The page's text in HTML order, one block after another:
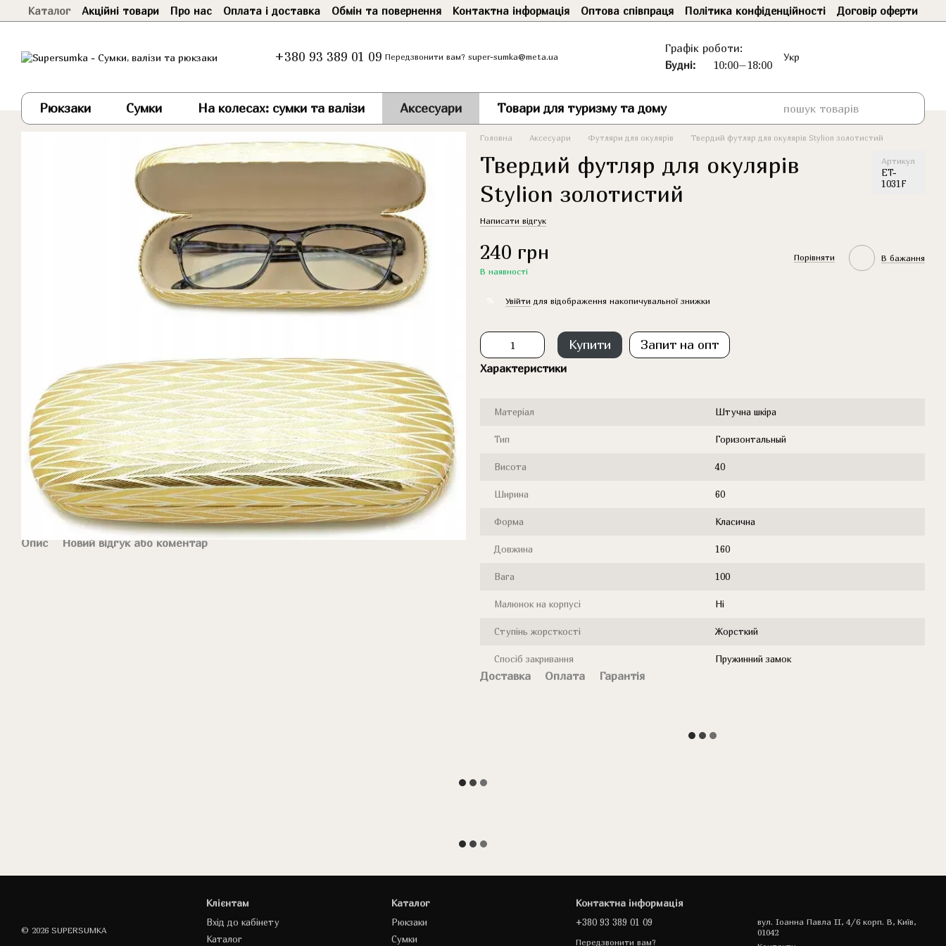
Перейти до основного контенту
Каталог Акційні товари Про нас Оплата і доставка Обмін та повернення Контактна інформація Оптова співпраця Політика конфіденційності Договір оферти
+380 93 389 01 09 Передзвонити вам? super-sumka@meta.ua
Графік роботи:
Будні:
10:00–18:00
Укр
Рюкзаки Сумки На колесах: сумки та валізи Аксесуари Товари для туризму та дому
Опис Новий відгук або коментар
Головна Аксесуари Футляри для окулярів Твердий футляр для окулярів Stylion золотистий
Твердий футляр для окулярів
Stylion золотистий
Артикул
ET-
1031F
Написати відгук
240 грн
В наявності
Порівняти В бажання
Увійти для відображення накопичувальної знижки
Купити Запит на опт
Характеристики
Матеріал Штучна шкіра
Тип Горизонтальный
Висота 40
Ширина 60
Форма Класична
Довжина 160
Вага 100
Малюнок на корпусі Ні
Ступінь жорсткості Жорсткий
Спосіб закривання Пружинний замок
Доставка Оплата Гарантія
© 2026 SUPERSUMKA
Клієнтам
Вхід до кабінету
Каталог
Каталог
Рюкзаки
Сумки
Контактна інформація
+380 93 389 01 09
Передзвонити вам?
вул. Іоанна Павла II, 4/6 корп. В, Київ,
01042